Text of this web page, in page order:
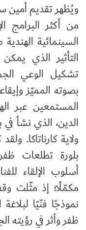
ويُظهر تقديم أمين
من أكثر البرامج
السينمائية
التأثير الذي
تشكيل الوعي
بصوته المميّز
المستمعين عبر
الدين، الذي نشأ
ولاية كارناتاكا.
بلورة تطلعات
أسلوب الإلقاء
مكمّلًا؛ إذ مثّلت
نموذجًا فنّيًا
ظفر وأثر في رؤيته